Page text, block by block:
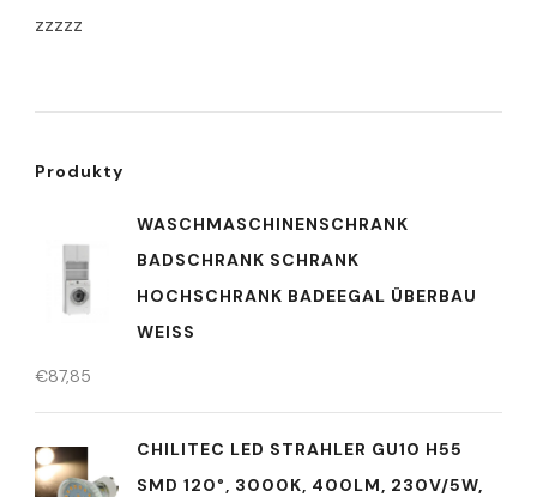
zzzzz
Produkty
WASCHMASCHINENSCHRANK
BADSCHRANK SCHRANK
HOCHSCHRANK BADEEGAL ÜBERBAU
WEISS
€87,85
CHILITEC LED STRAHLER GU10 H55
SMD 120°, 3000K, 400LM, 230V/5W,